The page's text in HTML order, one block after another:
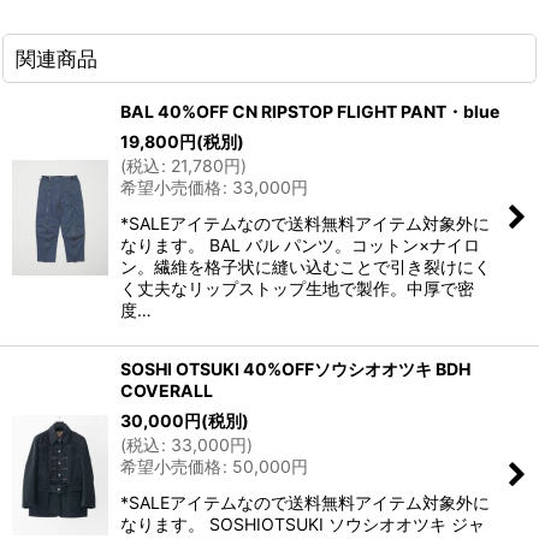
関連商品
BAL 40%OFF CN RIPSTOP FLIGHT PANT・blue
19,800円(税別)
(税込: 21,780円)
希望小売価格: 33,000円
*SALEアイテムなので送料無料アイテム対象外に
なります。 BAL バル パンツ。コットン×ナイロ
ン。繊維を格子状に縫い込むことで引き裂けにく
く丈夫なリップストップ生地で製作。中厚で密
度…
SOSHI OTSUKI 40%OFFソウシオオツキ BDH
COVERALL
30,000円(税別)
(税込: 33,000円)
希望小売価格: 50,000円
*SALEアイテムなので送料無料アイテム対象外に
なります。 SOSHIOTSUKI ソウシオオツキ ジャ